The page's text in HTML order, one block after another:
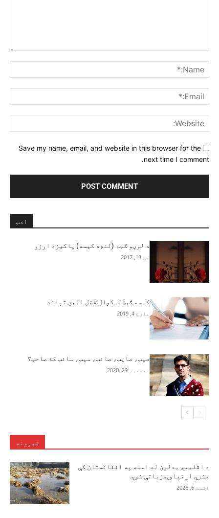
Save my name, email, and website in this browser for the
next time I comment.
ادب
د لوڼو ګټه (لنډه کیسه) پاکیزه ارزو
مې 18, 2017
کيسه ګۍ| ليکوال:فضل الحق تپاند
مارچ 4, 2019
صیب، صایب، صائب، سیب، سائب کۀ صاحب؟
نوومبر 29, 2020
خبرونه
د اقلیمي بدلون له امله په افغانستان کې
بشري اړتیاوې زیاتې شوې
اګست 6, 2026